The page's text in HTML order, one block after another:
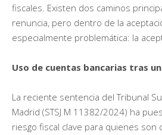
fiscales. Existen dos caminos
renuncia, pero dentro de la
especialmente problemática: la
Uso de cuentas bancarias tras
La reciente sentencia del Tribunal
Madrid (STSJ M 11382/2024) ha
riesgo fiscal clave para quienes son